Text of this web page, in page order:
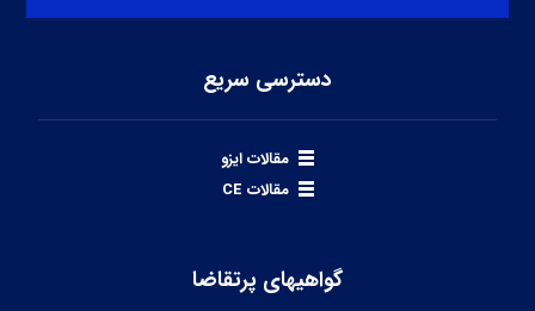
دسترسی سریع
مقالات ایزو
مقالات CE
گواهیهای پرتقاضا